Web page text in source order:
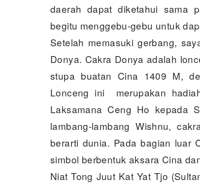
daerah dapat diketahui sama
begitu menggebu-gebu untuk
Setelah memasuki gerbang,
Donya. Cakra Donya adalah
stupa buatan Cina 1409 M,
Lonceng ini merupakan
Laksamana Ceng Ho kepada
lambang-lambang Wishnu,
berarti dunia. Pada bagian luar
simbol berbentuk aksara Cina
Niat Tong Juut Kat Yat Tjo